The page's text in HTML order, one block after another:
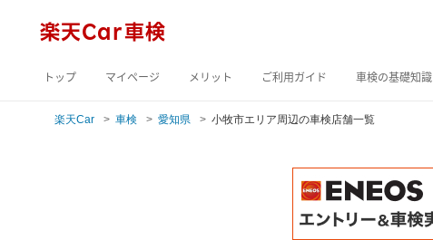
新車
楽天Car車検
トップ マイページ メリット ご利用ガイド 車検の基礎知識
楽天Car 車検 愛知県 小牧市エリア周辺の車検店舗一覧